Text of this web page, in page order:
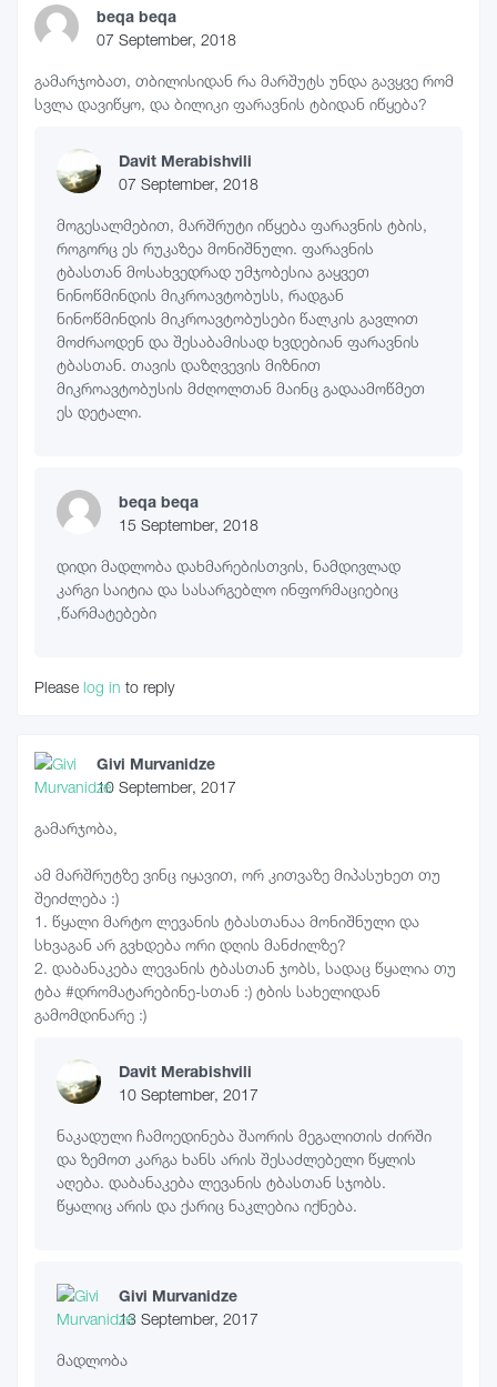
beqa beqa
07 September, 2018
გამარჯობათ, თბილისიდან რა მარშუტს უნდა გავყვე რომ
სვლა დავიწყო, და ბილიკი ფარავნის ტბიდან იწყება?
Davit Merabishvili
07 September, 2018
მოგესალმებით, მარშრუტი იწყება ფარავნის ტბის,
როგორც ეს რუკაზეა მონიშნული. ფარავნის
ტბასთან მოსახვედრად უმჯობესია გაყვეთ
ნინოწმინდის მიკროავტობუსს, რადგან
ნინოწმინდის მიკროავტობუსები წალკის გავლით
მოძრაოდენ და შესაბამისად ხვდებიან ფარავნის
ტბასთან. თავის დაზღვევის მიზნით
მიკროავტობუსის მძღოლთან მაინც გადაამოწმეთ
ეს დეტალი.
beqa beqa
15 September, 2018
დიდი მადლობა დახმარებისთვის, ნამდივლად
კარგი საიტია და სასარგებლო ინფორმაციებიც
,წარმატებები
Please log in to reply
Givi Murvanidze
10 September, 2017
გამარჯობა,
ამ მარშრუტზე ვინც იყავით, ორ კითვაზე მიპასუხეთ თუ
შეიძლება :)
1. წყალი მარტო ლევანის ტბასთანაა მონიშნული და
სხვაგან არ გვხდება ორი დღის მანძილზე?
2. დაბანაკება ლევანის ტბასთან ჯობს, სადაც წყალია თუ
ტბა #დრომატარებინე-სთან :) ტბის სახელიდან
გამომდინარე :)
Davit Merabishvili
10 September, 2017
ნაკადული ჩამოედინება შაორის მეგალითის ძირში
და ზემოთ კარგა ხანს არის შესაძლებელი წყლის
აღება. დაბანაკება ლევანის ტბასთან სჯობს.
წყალიც არის და ქარიც ნაკლებია იქნება.
Givi Murvanidze
13 September, 2017
მადლობა